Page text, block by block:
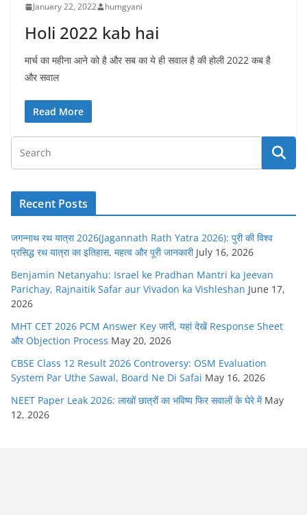
January 22, 2022 humgyani
Holi 2022 kab hai
मार्च का महीना आने को है और सब का ये ही सवाल है की होली 2022 कब है
और सवाल
Read More
Recent Posts
जगन्नाथ रथ यात्रा 2026(Jagannath Rath Yatra 2026): पुरी की विश्व
प्रसिद्ध रथ यात्रा का इतिहास, महत्व और पूरी जानकारी July 16, 2026
Benjamin Netanyahu: Israel ke Pradhan Mantri ka Jeevan
Parichay, Rajnaitik Safar aur Vivadon ka Vishleshan June 17,
2026
MHT CET 2026 PCM Answer Key जारी, यहां देखें Response Sheet
और Objection Process May 20, 2026
CBSE Class 12 Result 2026 Controversy: OSM Evaluation
System Par Uthe Sawal, Board Ne Di Safai May 16, 2026
NEET Paper Leak 2026: लाखों छात्रों का भविष्य फिर सवालों के घेरे में May
12, 2026